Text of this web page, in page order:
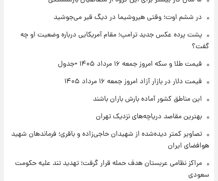
امروز پنجشنبه ۱۵ مرداد ۱۴۰۵ +جدول
۱ روز پیش
۱ روز پیش
شد
در ششم اوت؛ وقتی هیروشیما در دیگ قیر می‌جوشید
پشت پرده عکس جدید ترامپ؛ مقام آمریکایی درباره وضعیت او چه
گفت؟
قیمت طلا و سکه امروز جمعه ۱۶ مرداد ۱۴۰۵ +جدول
قیمت دلار در بازار آزاد امروز جمعه ۱۶ مرداد ۱۴۰۵
این مناطق کشور آماده بارش باران باشند
بهترین مقاصد دریاچه‌های نزدیک تهران
تصاویر کمتر دیده‌شده از شهیدان حاجی‌زاده و باقری؛ فرماندهان شهید
هوافضای ایران
مراکز نظامی عربستان هدف حمله قرار گرفت؛ تهدید تند علیه حکومت
سعودی